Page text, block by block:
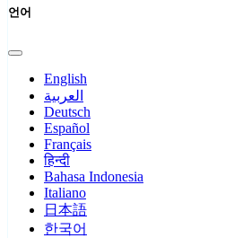
언어
English
العربية
Deutsch
Español
Français
हिन्दी
Bahasa Indonesia
Italiano
日本語
한국어